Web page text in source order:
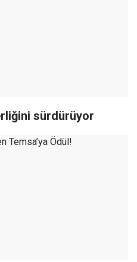
sürdürüyor